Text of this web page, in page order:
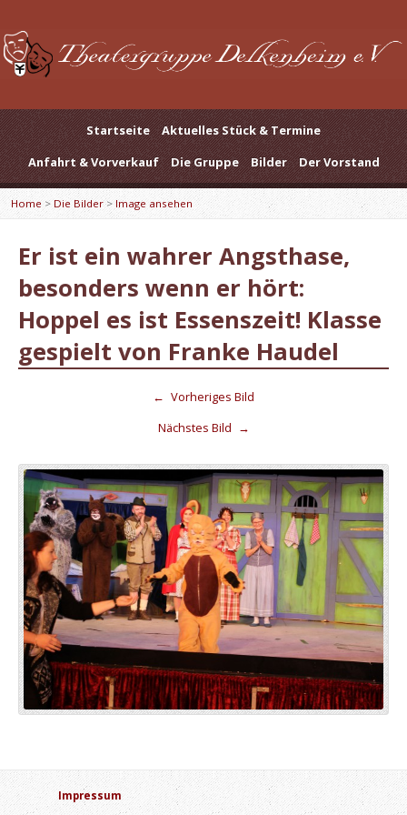
Startseite
Aktuelles Stück & Termine
Anfahrt & Vorverkauf
Die Gruppe Bilder Der Vorstand
Home > Die Bilder> Image ansehen
Er ist ein wahrer Angsthase,
besonders wenn er hört:
Hoppel es ist Essenszeit! Klasse
gespielt von Franke Haudel
← Vorheriges Bild
Nächstes Bild →
Impressum